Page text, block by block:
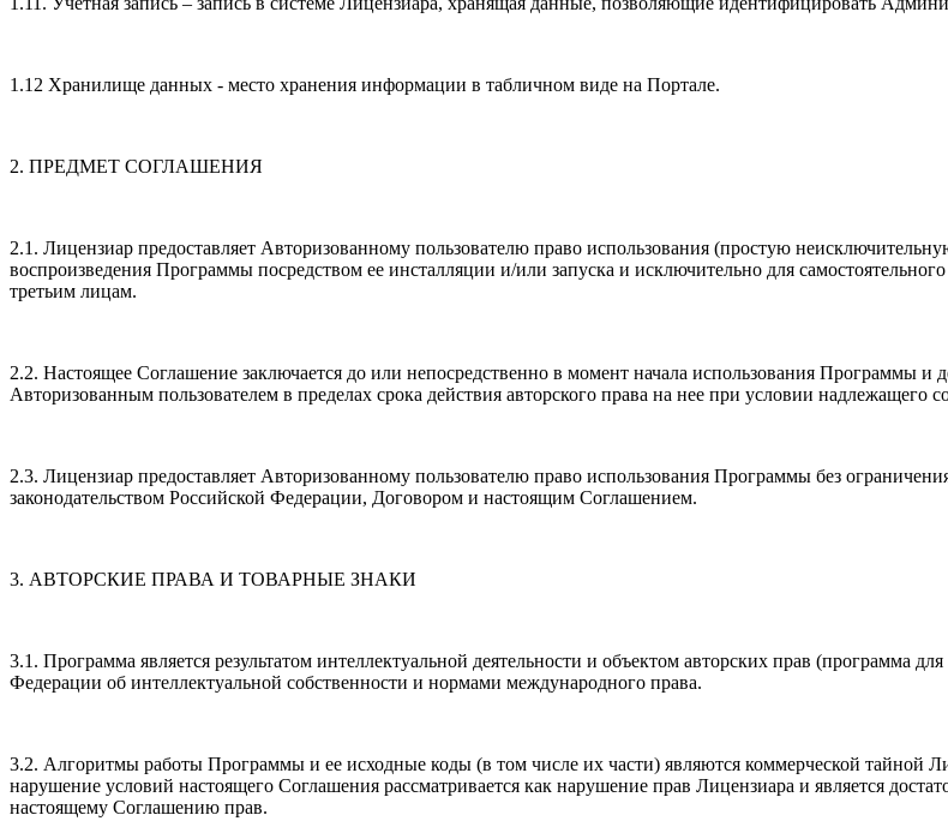
1.12 Хранилище данных - место хранения информации в табличном виде на Портале.
2. ПРЕДМЕТ СОГЛАШЕНИЯ
2.1. Лицензиар предоставляет Авторизованному пользователю право использования (простую
воспроизведения Программы посредством ее инсталляции и/или запуска и исключительно для
третьим лицам.
2.2. Настоящее Соглашение заключается до или непосредственно в момент начала использования Программы и
Авторизованным пользователем в пределах срока действия авторского права на нее при условии
2.3. Лицензиар предоставляет Авторизованному пользователю право использования Программы без
законодательством Российской Федерации, Договором и настоящим Соглашением.
3. АВТОРСКИЕ ПРАВА И ТОВАРНЫЕ ЗНАКИ
3.1. Программа является результатом интеллектуальной деятельности и объектом авторских прав (программа
Федерации об интеллектуальной собственности и нормами международного права.
3.2. Алгоритмы работы Программы и ее исходные коды (в том числе их части) являются коммерческой тайной
нарушение условий настоящего Соглашения рассматривается как нарушение прав Лицензиара и является
настоящему Соглашению прав.